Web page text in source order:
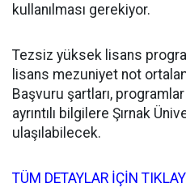
kullanılması gerekiyor.
Tezsiz yüksek lisans
lisans mezuniyet not
Başvuru şartları,
ayrıntılı bilgilere Şırnak
ulaşılabilecek.
TÜM DETAYLAR İÇİN